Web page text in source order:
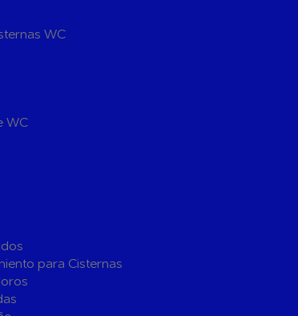
Evacuación
de Cobre y
de
Flexibles
Llaves de Paso
WC
WC
para Cisternas